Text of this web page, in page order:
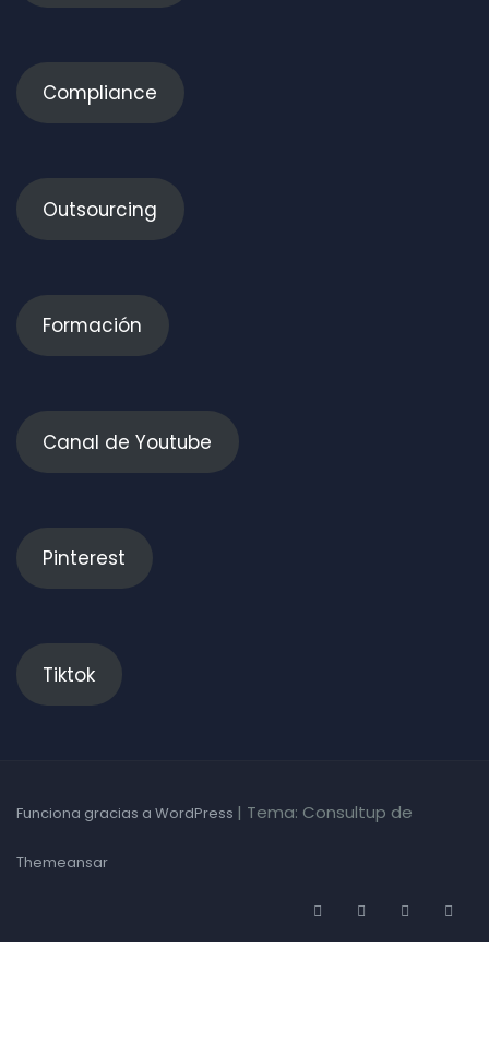
Compliance
Outsourcing
Formación
Canal de Youtube
Pinterest
Tiktok
Funciona gracias a WordPress | Tema: Consultup de
Themeansar